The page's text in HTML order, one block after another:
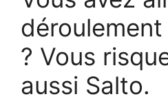
? Vous
aussi Salto.